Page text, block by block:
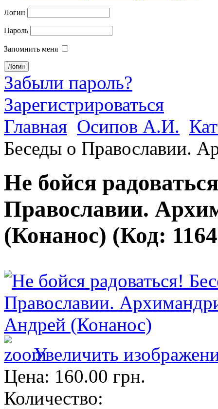
Логин
Пароль
Запомнить меня
Забыли пароль?
Зарегистрироваться
Главная Осипов А.И.
Беседы о Православии.
Не бойся
Православии.
(Конанос) (Код: 1164
Увеличить
Цена: 160.00 грн.
Количество: